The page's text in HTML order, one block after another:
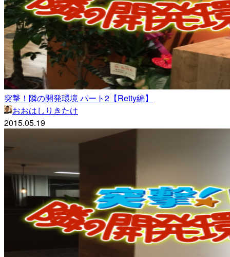
突撃！隣の開発環境 パート2【Retty編】
おおはしりきたけ
2015.05.19